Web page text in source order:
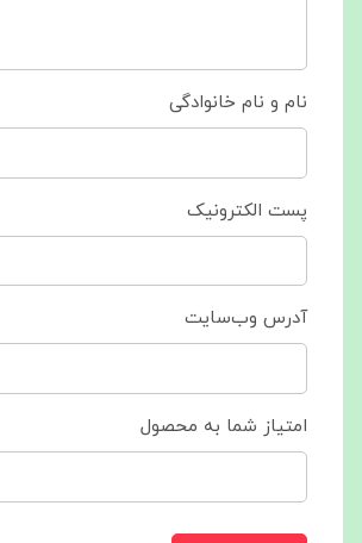
نام و نام خانوادگی
پست الکترونیک
آدرس وب‌سایت
امتیاز شما به محصول